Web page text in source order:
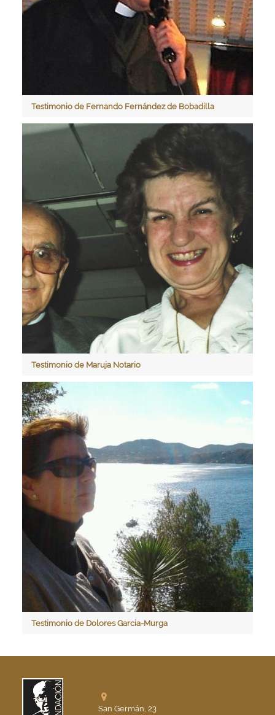
Testimonio de Fernando Fernández de Bobadilla
Testimonio de Maruja Notario
Testimonio de Dolores Garcia-Murga
San Germán, 23